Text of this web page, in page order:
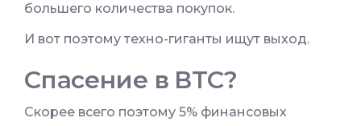
большего количества покупок.
И вот поэтому техно-гиганты ищут выход.
Спасение в ВТС?
Скорее всего поэтому 5% финансовых